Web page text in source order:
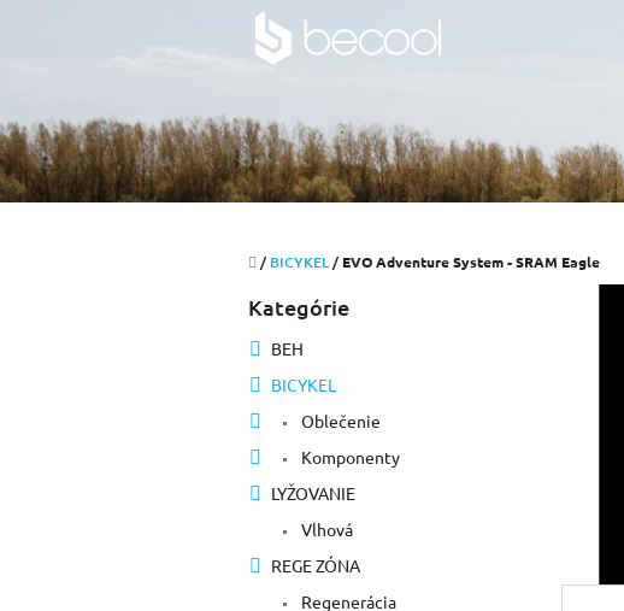
Domov
/ BICYKEL/ EVO Adventure System - SRAM Eagle
Preskočiť
Kategórie
BEH
BICYKEL
Oblečenie
Komponenty
LYŽOVANIE
Vlhová
REGE ZÓNA
Regenerácia